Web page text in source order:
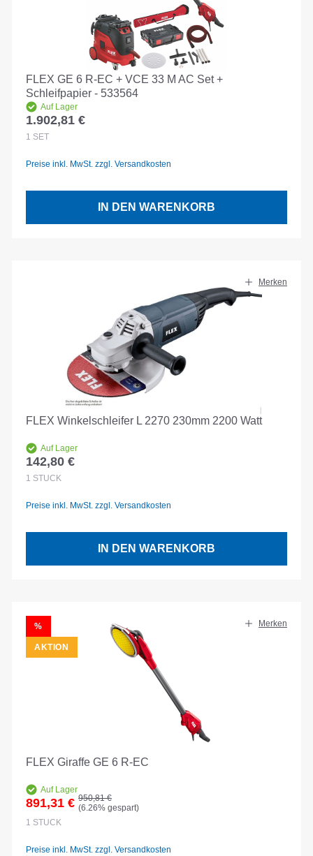
FLEX GE 6 R-EC + VCE 33 M AC Set +
Schleifpapier - 533564
Auf Lager
Regulärer Preis:
1.902,81 €
1 SET
Preise inkl. MwSt. zzgl. Versandkosten
IN DEN WARENKORB
Merken
FLEX Winkelschleifer L 2270 230mm 2200 Watt
Auf Lager
Regulärer Preis:
142,80 €
1 STÜCK
Preise inkl. MwSt. zzgl. Versandkosten
IN DEN WARENKORB
RABATT
%
AKTION
Merken
FLEX Giraffe GE 6 R-EC
Auf Lager
Verkaufspreis:
891,31 € Regulärer Preis:
950,81 €
(6.26% gespart)
1 STÜCK
Preise inkl. MwSt. zzgl. Versandkosten